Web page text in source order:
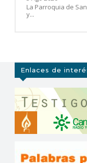
La Parroquia de
y...
Enlaces de